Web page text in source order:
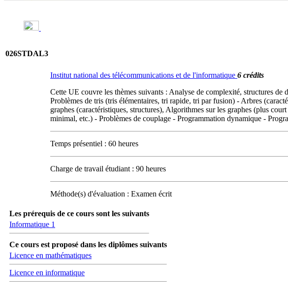
026STDAL3
Institut national des télécommunications et de l'informatique 6 crédits
Cette UE couvre les thèmes suivants : Analyse de complexité, structures
Problèmes de tris (tris élémentaires, tri rapide, tri par fusion) - Arbres
graphes (caractéristiques, structures), Algorithmes sur les graphes (plus
minimal, etc.) - Problèmes de couplage - Programmation dynamique -
Temps présentiel : 60 heures
Charge de travail étudiant : 90 heures
Méthode(s) d'évaluation : Examen écrit
Les prérequis de ce cours sont les suivants
Informatique 1
Ce cours est proposé dans les diplômes suivants
Licence en mathématiques
Licence en informatique